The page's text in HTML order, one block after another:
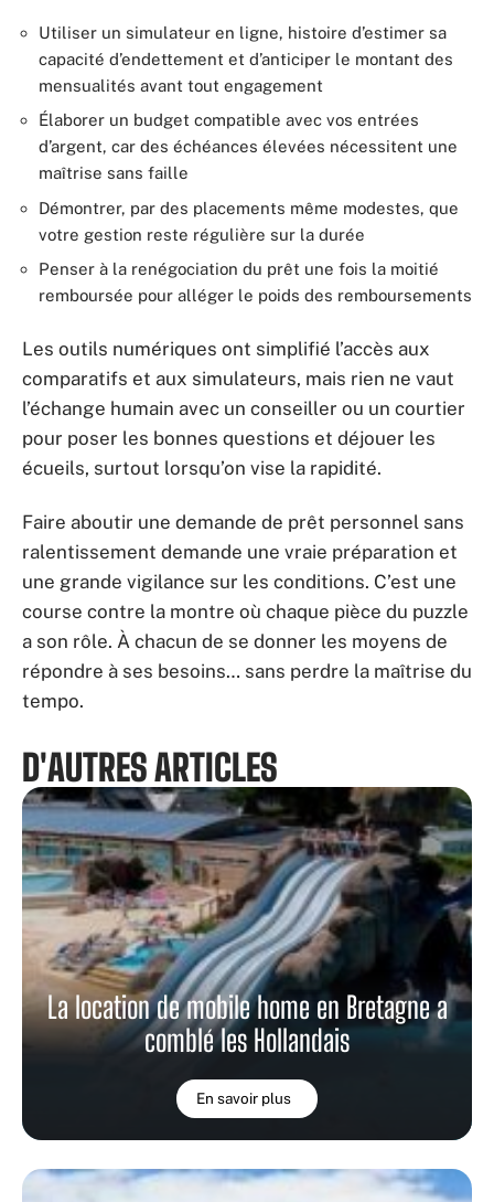
Utiliser un simulateur en ligne, histoire d’estimer sa
capacité d’endettement et d’anticiper le montant des
mensualités avant tout engagement
Élaborer un budget compatible avec vos entrées
d’argent, car des échéances élevées nécessitent une
maîtrise sans faille
Démontrer, par des placements même modestes, que
votre gestion reste régulière sur la durée
Penser à la renégociation du prêt une fois la moitié
remboursée pour alléger le poids des remboursements
Les outils numériques ont simplifié l’accès aux
comparatifs et aux simulateurs, mais rien ne vaut
l’échange humain avec un conseiller ou un courtier
pour poser les bonnes questions et déjouer les
écueils, surtout lorsqu’on vise la rapidité.
Faire aboutir une demande de prêt personnel sans
ralentissement demande une vraie préparation et
une grande vigilance sur les conditions. C’est une
course contre la montre où chaque pièce du puzzle
a son rôle. À chacun de se donner les moyens de
répondre à ses besoins… sans perdre la maîtrise du
tempo.
D'AUTRES ARTICLES
La location de mobile home en Bretagne a
comblé les Hollandais
En savoir plus